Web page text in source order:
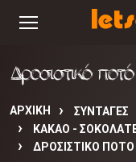
Δροσιστικό
ΑΡΧΙΚΉ ΣΥΝΤΑΓΈΣ
ΚΑΚΆΟ -
ΔΡΟΣΙΣΤΙΚΌ